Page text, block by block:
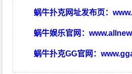
蜗牛扑克网址发布页：
蜗牛娱乐官网：
蜗牛扑克GG官网：